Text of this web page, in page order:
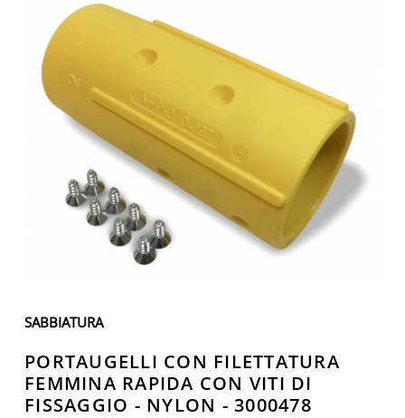
SABBIATURA
PORTAUGELLI CON FILETTATURA
FEMMINA RAPIDA CON VITI DI
FISSAGGIO - NYLON - 3000478